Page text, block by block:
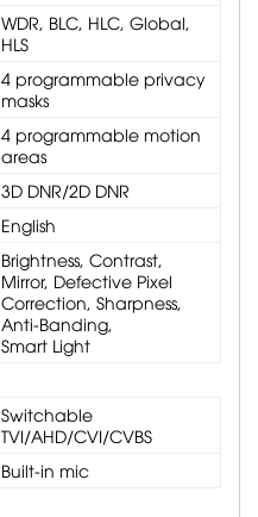
WDR, BLC, HLC, Global,
HLS
4 programmable privacy
masks
4 programmable motion
areas
3D DNR/2D DNR
English
Brightness, Contrast,
Mirror, Defective Pixel
Correction, Sharpness,
Anti-Banding,
Smart Light
Switchable
TVI/AHD/CVI/CVBS
Built-in mic